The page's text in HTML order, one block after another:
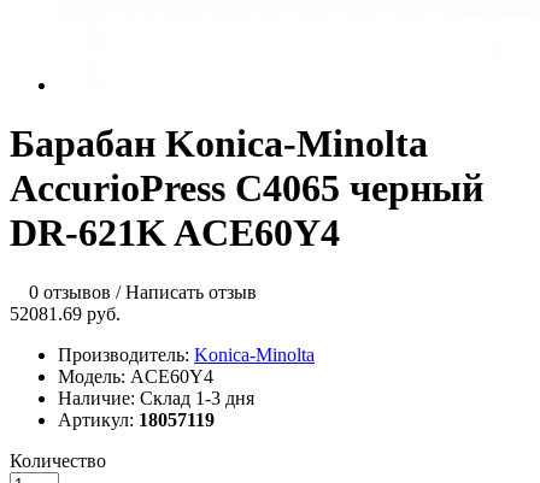
Барабан Konica-Minolta
AccurioPress C4065 черный
DR-621K ACE60Y4
0 отзывов /Написать отзыв
52081.69 руб.
Производитель: Konica-Minolta
Модель: ACE60Y4
Наличие: Склад 1-3 дня
Артикул: 18057119
Количество